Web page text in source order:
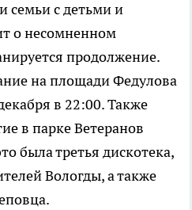
семьи с детьми и
о несомненном
продолжение.
на площади Федулова
в 22:00. Также
в парке Ветеранов
была третья дискотека,
Вологды, а также